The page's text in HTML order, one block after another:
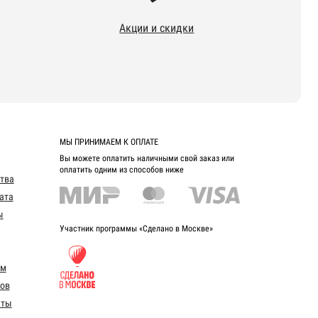
Акции и скидки
МЫ ПРИНИМАЕМ К ОПЛАТЕ
Вы можете оплатить наличными свой заказ или
оплатить одним из способов ниже
Участник программы «Сделано в Москве»